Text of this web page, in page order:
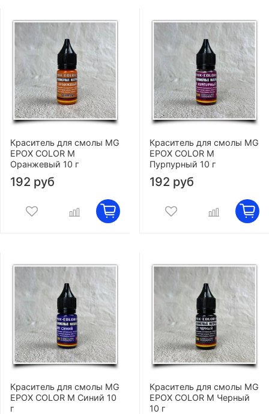
Краситель для смолы MG
EPOX COLOR M
Оранжевый 10 г
192 руб
Краситель для смолы MG
EPOX COLOR M
Пурпурный 10 г
192 руб
Краситель для смолы MG
EPOX COLOR M Синий 10
г
Краситель для смолы MG
EPOX COLOR M Черный
10 г